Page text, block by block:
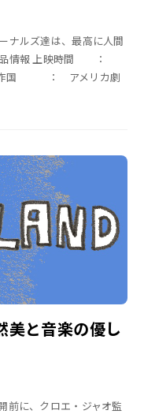
ナルズ達は、最高に人間
品情報 上映時間 ：
国 ： アメリカ劇
美と音楽の優し
前に、クロエ・ジャオ監